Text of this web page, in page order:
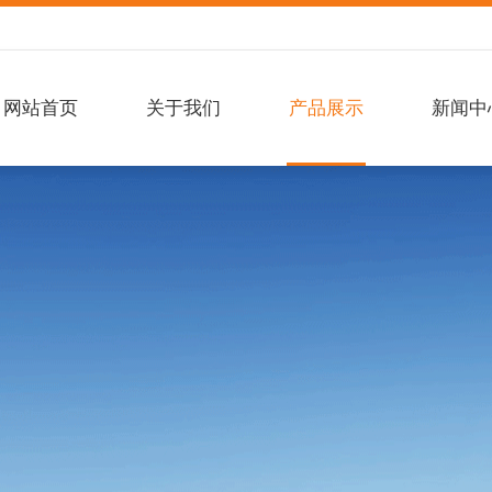
网站首页 关于我们 产品展示 新闻中